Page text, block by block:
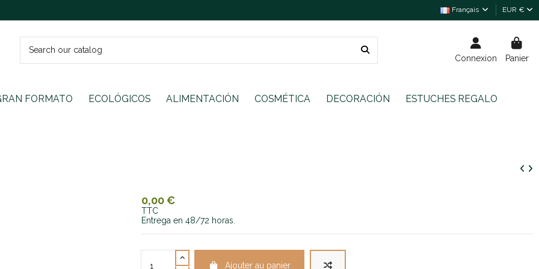
Français EUR €
Connexion Panier
FORMATO ECOLÓGICOS ALIMENTACIÓN COSMÉTICA DECORACIÓN ESTUCHES REGALO
0,00 €
TTC
Entrega en 48/72 horas.
Ajouter au panier